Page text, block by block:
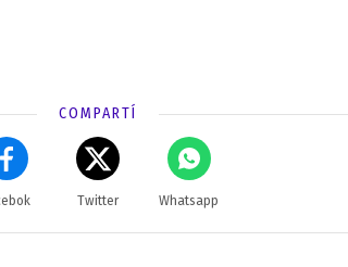
COMPARTÍ
Twitter Whatsapp